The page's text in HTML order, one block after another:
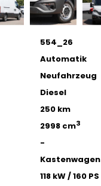
554_26
Automatik
Neufahrzeug
Diesel
250 km
2998 cm3
-
Kastenwagen
118 kW / 160 PS